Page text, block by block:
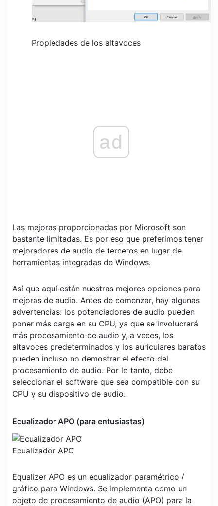
Propiedades de los altavoces
ad
Las mejoras proporcionadas por Microsoft son
bastante limitadas. Es por eso que preferimos tener
mejoradores de audio de terceros en lugar de
herramientas integradas de Windows.
Así que aquí están nuestras mejores opciones para
mejoras de audio. Antes de comenzar, hay algunas
advertencias: los potenciadores de audio pueden
poner más carga en su CPU, ya que se involucrará
más procesamiento de audio y, a veces, los
altavoces predeterminados y los auriculares baratos
pueden incluso no demostrar el efecto del
procesamiento de audio. Por lo tanto, debe
seleccionar el software que sea compatible con su
CPU y su dispositivo de audio.
Ecualizador APO (para entusiastas)
Ecualizador APO
Equalizer APO es un ecualizador paramétrico /
gráfico para Windows. Se implementa como un
objeto de procesamiento de audio (APO) para la